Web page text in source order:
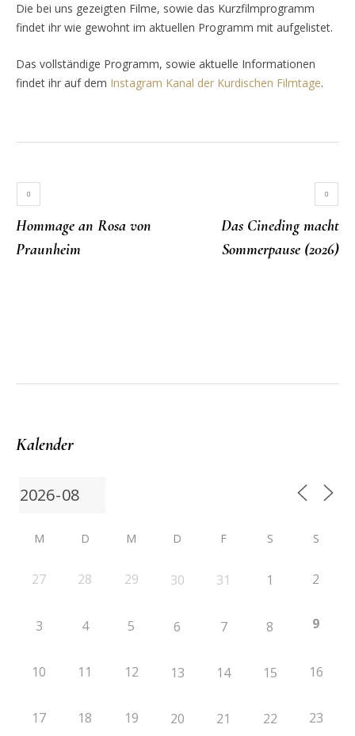
Die bei uns gezeigten Filme, sowie das Kurzfilmprogramm
findet ihr wie gewohnt im aktuellen Programm mit aufgelistet.
Das vollständige Programm, sowie aktuelle Informationen
findet ihr auf dem Instagram Kanal der Kurdischen Filmtage.
Hommage an Rosa von
Praunheim
Das Cineding macht
Sommerpause (2026)
Kalender
M D M D F S S
27 28 29 30 31 1 2
3 4 5 6 7 8 9
10 11 12 13 14 15 16
17 18 19 20 21 22 23